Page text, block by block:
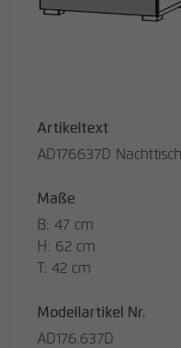
Artikeltext
AD176637D
Maße
B: 47 cm
H: 62 cm
T: 42 cm
Modellartikel Nr.
AD176.637D